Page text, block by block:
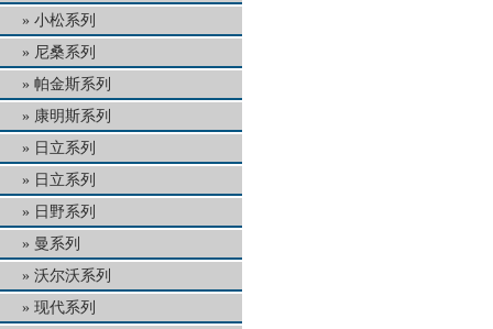
小松系列
尼桑系列
帕金斯系列
康明斯系列
日立系列
日立系列
日野系列
曼系列
沃尔沃系列
现代系列